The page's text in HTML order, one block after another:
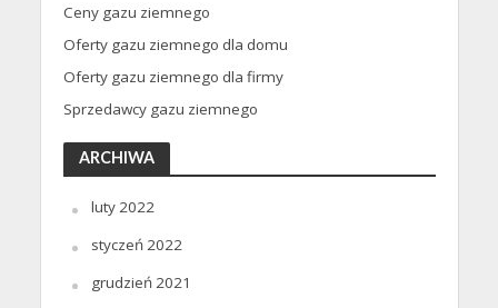
Ceny gazu ziemnego
Oferty gazu ziemnego dla domu
Oferty gazu ziemnego dla firmy
Sprzedawcy gazu ziemnego
ARCHIWA
luty 2022
styczeń 2022
grudzień 2021